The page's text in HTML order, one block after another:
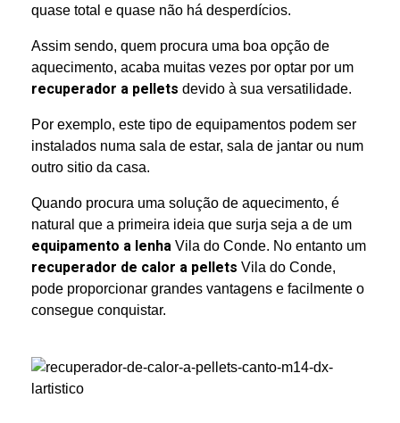
quase total e quase não há desperdícios.
Assim sendo, quem procura uma boa opção de
aquecimento, acaba muitas vezes por optar por um
recuperador a pellets devido à sua versatilidade.
Por exemplo, este tipo de equipamentos podem ser
instalados numa sala de estar, sala de jantar ou num
outro sitio da casa.
Quando procura uma solução de aquecimento, é
natural que a primeira ideia que surja seja a de um
equipamento a lenha Vila do Conde. No entanto um
recuperador de calor a pellets Vila do Conde,
pode proporcionar grandes vantagens e facilmente o
consegue conquistar.